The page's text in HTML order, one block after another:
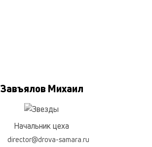
Завъялов Михаил
Начальник цеха
director@drova-samara.ru